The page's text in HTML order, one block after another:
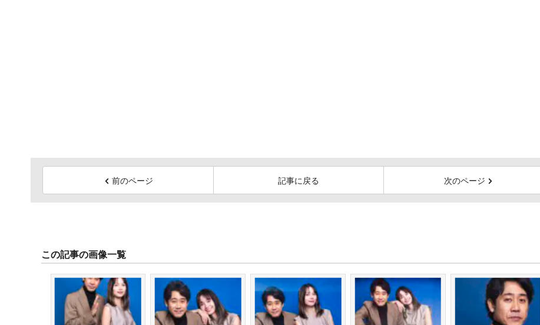
前のページ 記事に戻る 次のページ
この記事の画像一覧